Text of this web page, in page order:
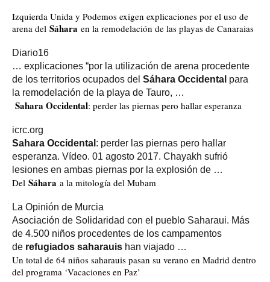
Izquierda Unida y Podemos exigen explicaciones por el uso de
arena del Sáhara en la remodelación de las playas de Canaraias
Diario16
… explicaciones “por la utilización de arena procedente
de los territorios ocupados del Sáhara Occidental para
la remodelación de la playa de Tauro, …
Sahara Occidental: perder las piernas pero hallar esperanza
icrc.org
Sahara Occidental : perder las piernas pero hallar
esperanza. Vídeo. 01 agosto 2017. Chayakh sufrió
lesiones en ambas piernas por la explosión de …
Del Sáhara a la mitología del Mubam
La Opinión de Murcia
Asociación de Solidaridad con el pueblo Saharaui. Más
de 4.500 niños procedentes de los campamentos
de refugiados saharauis han viajado …
Un total de 64 niños saharauis pasan su verano en Madrid dentro
del programa ‘Vacaciones en Paz’